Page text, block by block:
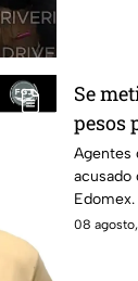
Se
pesos
Agentes
acusado
Edomex.
08